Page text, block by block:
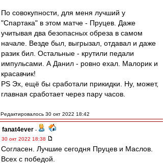
По совокупности, для меня лучший у
"Спартака" в этом матче - Пруцев. Даже
учитывая два безопасных обреза в самом
начале. Везде был, выгрызал, отдавал и даже
разик бил. Остальные - крутили педали
импульсами. А Данил - ровно ехал. Малорик и
красавчик!
PS Эх, ещё бы сработали прикидки. Ну, может,
главная сработает через пару часов.
Редактировалось 30 окт 2022 18:42
fanat4ever -
30 окт 2022 18:38
Согласен. Лучшие сегодня Пруцев и Маслов.
Всех с победой.